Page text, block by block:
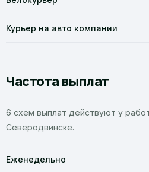
Курьер на авто компании
Частота выплат
6 схем выплат действуют у
Северодвинске.
Еженедельно